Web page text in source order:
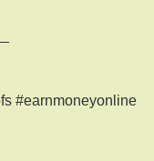
#earnmoneyonline